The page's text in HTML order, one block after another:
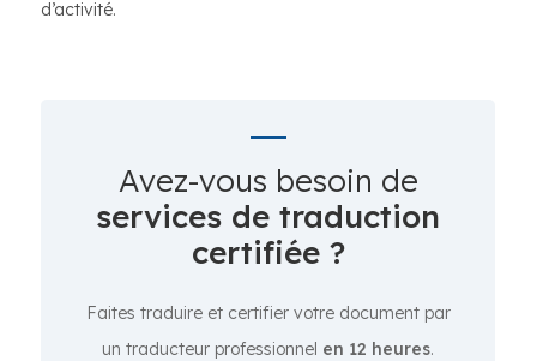
d’activité.
Avez-vous besoin de
services de traduction
certifiée ?
Faites traduire et certifier votre document par
un traducteur professionnel en 12 heures.